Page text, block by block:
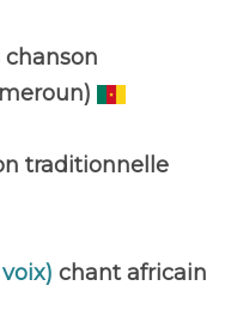
chanson
traditionnelle
chant africain